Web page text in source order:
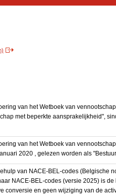
van het Wetboek van
met beperkte aansprakelijkheid",
van het Wetboek van
2020 , gelezen worden als
van NACE-BEL-codes (Belgische
NACE-BEL-codes (versie 2025) is
conversie en geen wijziging van de